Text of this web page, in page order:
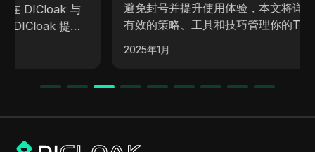
避免封号并提升使用体验，本文将详细介绍如何通过
有效的策略、工具和技巧管理你的TikTok账号。了
你的TikTok业务和个人账号能够顺利运营。